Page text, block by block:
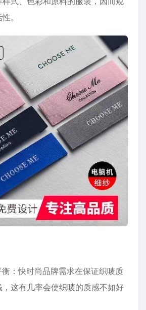
。
衡：快时尚品牌需求在保证织唛质
这有几率会使织唛的质感不如好